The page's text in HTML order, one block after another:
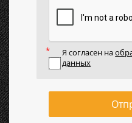
Я согласен на
данных